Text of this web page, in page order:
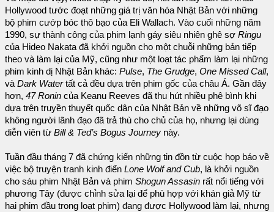
Hollywood tước đoạt những giá trị văn hóa Nhật Bản với những
bộ phim cướp bóc thô bạo của Eli Wallach. Vào cuối những năm
1990, sự thành công của phim lạnh gáy siêu nhiên ghê sợ Ringu
của Hideo Nakata đã khởi nguồn cho một chuỗi những bản tiếp
theo và làm lại của Mỹ, cũng như một loạt tác phẩm làm lại những
phim kinh dị Nhật Bản khác: Pulse, The Grudge, One Missed Call,
vàDark Watertất cả đều dựa trên phim gốc của châu Á. Gần đây
hơn, 47 Ronin của Keanu Reeves đã thu hút nhiều phê bình khi
dựa trên truyền thuyết quốc dân của Nhật Bản về những võ sĩ đạo
không người lãnh đạo đã trả thù cho chủ của họ, nhưng lại dùng
diễn viên từ Bill & Ted’s Bogus Journey này.
Tuần đầu tháng 7 đã chứng kiến những tin đồn từ cuộc họp báo về
việc bộ truyện tranh kinh điển Lone Wolf and Cub, là khởi nguồn
cho sáu phim Nhật Bản và phim Shogun Assasin rất nổi tiếng với
phương Tây (được chỉnh sửa lại để phù hợp với khán giả Mỹ từ
hai phim đầu trong loạt phim) đang được Hollywood làm lại, nhưng